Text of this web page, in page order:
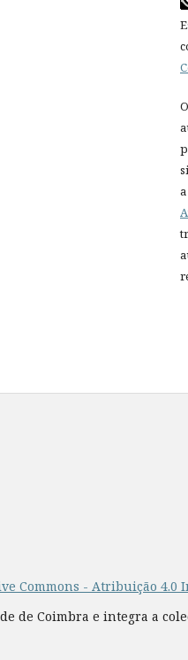
a
Commons - Atribuição 4.0
de Coimbra e integra a